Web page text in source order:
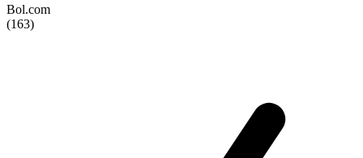
Bol.com
(163)